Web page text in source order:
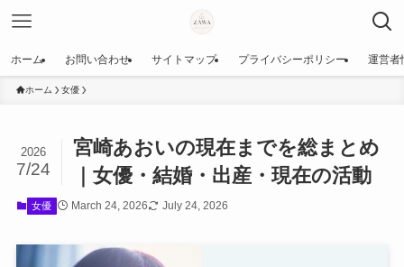
ホーム お問い合わせ サイトマップ プライバシーポリシー 運営者
ホーム 女優
宮崎あおいの現在までを総まとめ
｜女優・結婚・出産・現在の活動
2026
7/24
女優 March 24, 2026 July 24, 2026